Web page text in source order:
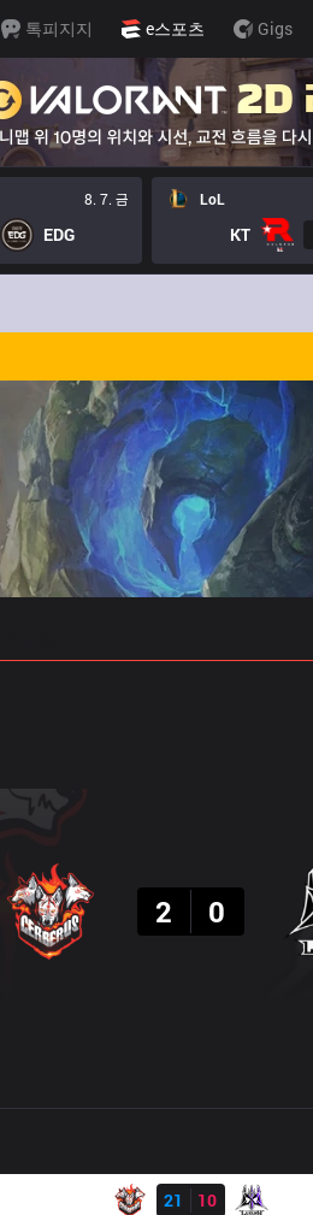
톡피지지 e스포츠 Gigs
8. 7. 금
EDG
LoL
KT
2
0
21
10